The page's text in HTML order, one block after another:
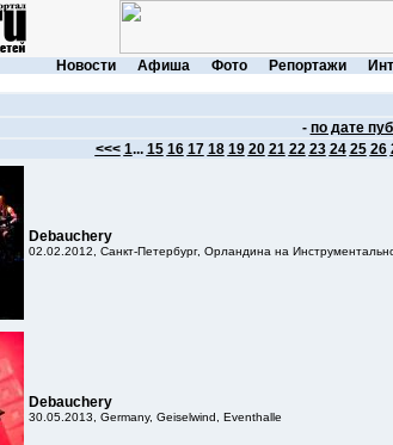
Новости Афиша Фото Репортажи
- по дате
<<< 1... 15 16 17 18 19 20 21 22 23 24 25 26
Debauchery
02.02.2012, Санкт-Петербург, Орландина на
Debauchery
30.05.2013, Germany, Geiselwind, Eventhalle